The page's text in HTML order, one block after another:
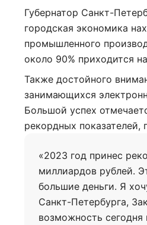
Губернатор Санкт-
городская экономика
промышленного
около 90% приходится
Также достойного
занимающихся
Большой успех
рекордных
«2023 год принес
миллиардов рублей.
большие деньги. Я
Санкт-Петербурга,
возможность сегодня